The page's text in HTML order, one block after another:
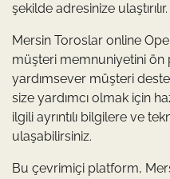
şekilde adresinize ulaştırılır.
Mersin Toroslar online
müşteri memnuniyetini ön
yardımsever müşteri
size yardımcı olmak için
ilgili ayrıntılı bilgilere ve
ulaşabilirsiniz.
Bu çevrimiçi platform,